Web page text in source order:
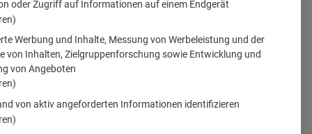
oder Zugriff auf Informationen auf einem Endgerät
Werbung und Inhalte, Messung von Werbeleistung und der
von Inhalten, Zielgruppenforschung sowie Entwicklung und
von Angeboten
von aktiv angeforderten Informationen identifizieren